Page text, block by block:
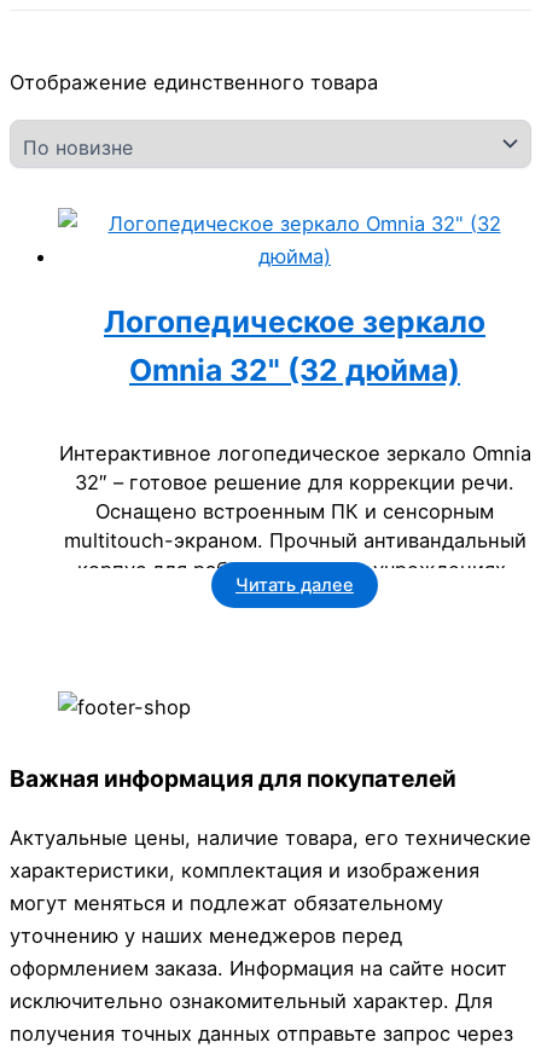
Отображение единственного товара
Логопедическое зеркало
Omnia 32" (32 дюйма)
Интерактивное логопедическое зеркало Omnia
32″ – готовое решение для коррекции речи.
Оснащено встроенным ПК и сенсорным
multitouch-экраном. Прочный антивандальный
корпус для работы в детских учреждениях.
Входит в реестр Минпромторга. Доставка и
Читать далее
Важная информация для покупателей
Актуальные цены, наличие товара, его технические
характеристики, комплектация и изображения
могут меняться и подлежат обязательному
уточнению у наших менеджеров перед
оформлением заказа. Информация на сайте носит
исключительно ознакомительный характер. Для
получения точных данных отправьте запрос через